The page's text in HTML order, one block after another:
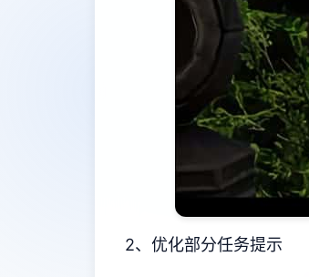
2、优化部分任务提示